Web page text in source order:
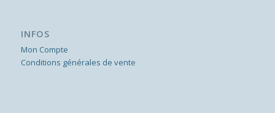
INFOS
Mon Compte
Conditions générales de vente